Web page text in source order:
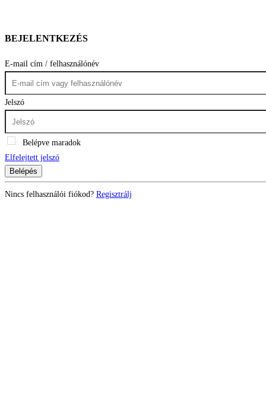
BEJELENTKEZÉS
E-mail cím / felhasználónév
Jelszó
Belépve maradok
Elfelejtett jelszó
Belépés
Nincs felhasználói fiókod? Regisztrálj